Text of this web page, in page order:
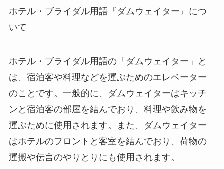
ホテル・ブライダル用語『ダムウェイター』につ
いて
ホテル・ブライダル用語の「ダムウェイター」と
は、宿泊客や料理などを運ぶためのエレベーター
のことです。一般的に、ダムウェイターはキッチ
ンと宿泊客の部屋を結んでおり、料理や飲み物を
運ぶために使用されます。また、ダムウェイター
はホテルのフロントと客室を結んでおり、荷物の
運搬や伝言のやりとりにも使用されます。